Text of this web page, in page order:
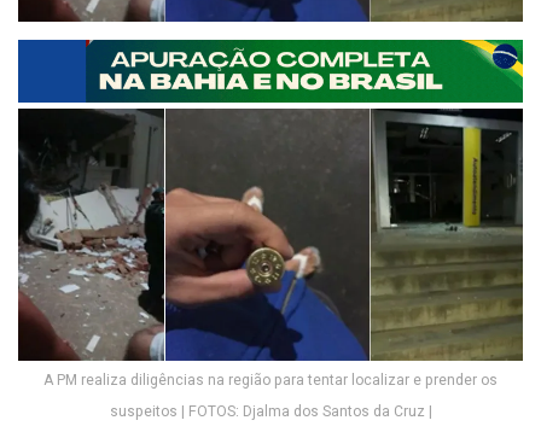
A PM realiza diligências na região para tentar localizar e prender os
suspeitos | FOTOS: Djalma dos Santos da Cruz |